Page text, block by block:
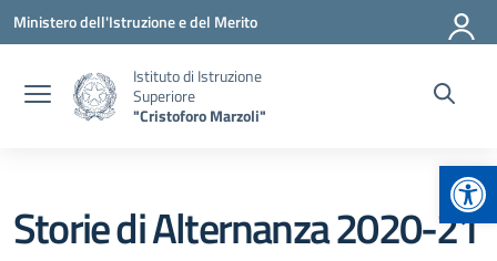
Vai ai contenuti
Vai al menu di navigazione
Vai al footer
Ministero dell'Istruzione e del Merito
Istituto di Istruzione
Superiore
"Cristoforo Marzoli"
Storie di Alternanza 2020-21